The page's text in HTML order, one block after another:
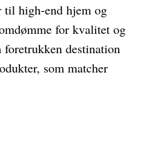
high-end hjem og
for kvalitet og
destination
som matcher